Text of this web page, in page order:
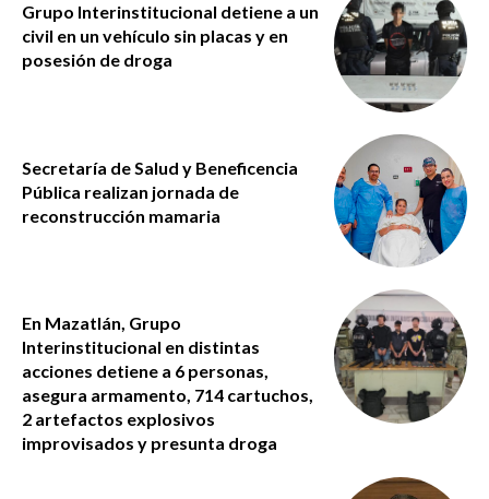
Grupo Interinstitucional detiene a un
civil en un vehículo sin placas y en
posesión de droga
Secretaría de Salud y Beneficencia
Pública realizan jornada de
reconstrucción mamaria
En Mazatlán, Grupo
Interinstitucional en distintas
acciones detiene a 6 personas,
asegura armamento, 714 cartuchos,
2 artefactos explosivos
improvisados y presunta droga